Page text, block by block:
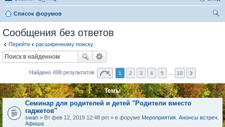
Список форумов
Сообщения без ответов
Перейти к расширенному поиску
Найдено 498 результатов 1 2 3 4 5 10
Темы
Семинар для родителей и детей "Родители вместо
гаджетов"
swan » Вт фев 12, 2019 12:48 pm » в форуме Мероприятия. Анонсы встреч.
Афиша